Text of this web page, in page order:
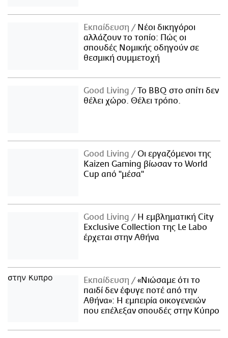
Εκπαίδευση
Νέοι δικηγόροι
αλλάζουν το τοπίο: Πώς οι
σπουδές Νομικής οδηγούν σε
θεσμική συμμετοχή
Good Living
Το BBQ στο σπίτι δεν
θέλει χώρο. Θέλει τρόπο.
Good Living
Οι εργαζόμενοι της
Kaizen Gaming βίωσαν το World
Cup από "μέσα"
Good Living
Η εμβληματική City
Exclusive Collection της Le Labo
έρχεται στην Αθήνα
Εκπαίδευση
«Νιώσαμε ότι το
παιδί δεν έφυγε ποτέ από την
Αθήνα»: Η εμπειρία οικογενειών
που επέλεξαν σπουδές στην Κύπρο